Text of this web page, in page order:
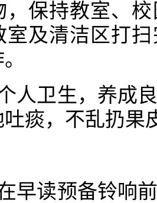
，保持教室、
室及清洁区打
人卫生，养成
痰，不乱扔果
早读预备铃响